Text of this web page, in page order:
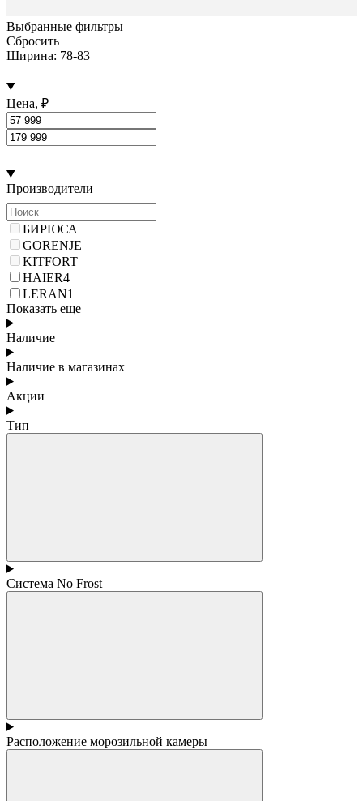
Выбранные фильтры
Сбросить
Ширина: 78-83
Цена, ₽
Производители
БИРЮСА
GORENJE
KITFORT
HAIER4
LERAN1
Показать еще
Наличие
Наличие в магазинах
Акции
Тип
Система No Frost
Расположение морозильной камеры